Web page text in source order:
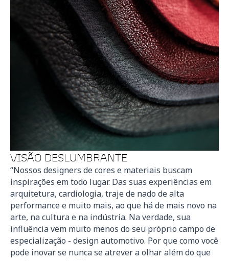
VISÃO DESLUMBRANTE
“Nossos designers de cores e materiais buscam
inspirações em todo lugar. Das suas experiências em
arquitetura, cardiologia, traje de nado de alta
performance e muito mais, ao que há de mais novo na
arte, na cultura e na indústria. Na verdade, sua
influência vem muito menos do seu próprio campo de
especialização - design automotivo. Por que como você
pode inovar se nunca se atrever a olhar além do que